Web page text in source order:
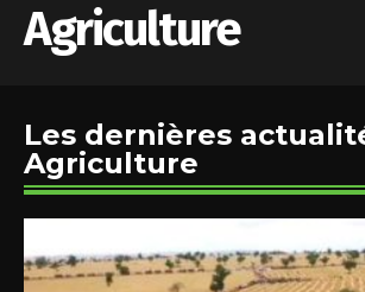
Agriculture
Les dernières
Agriculture